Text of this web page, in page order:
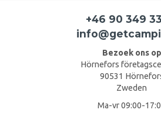
+46 90 349
Bezoek ons op
Hörnefors
90531
Zweden
Ma-vr 09:00-